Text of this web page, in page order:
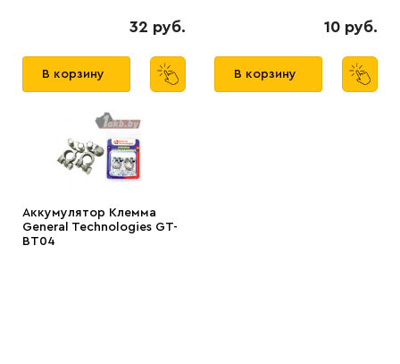
32 руб.
В корзину
10 руб.
В корзину
Аккумулятор Клемма
General Technologies GT-
BT04